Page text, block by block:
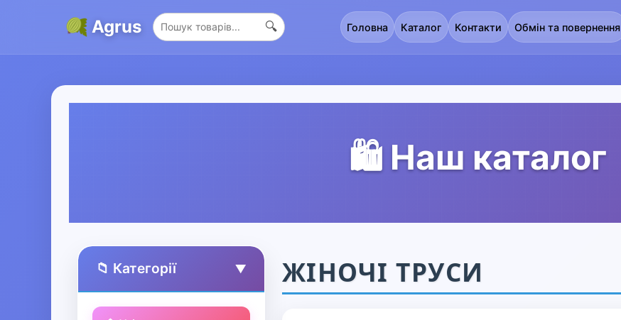
Agrus 🔍 Головна Каталог Контакти Обмін та повернення
🛍️ Наш каталог
📁 Категорії ▲ ЖІНОЧІ ТРУСИ